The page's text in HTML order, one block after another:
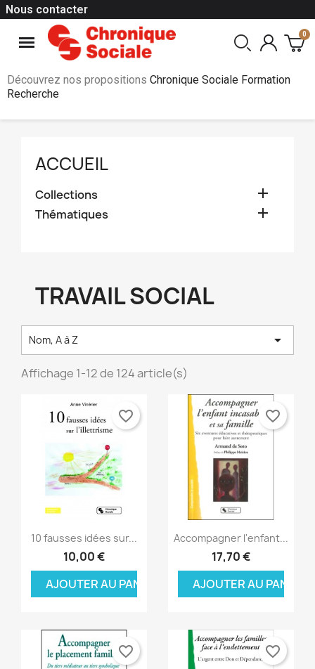
Nous contacter
Découvrez nos propositions Chronique Sociale Formation
Recherche
ACCUEIL
Collections 
Thématiques 
TRAVAIL SOCIAL
Nom, A à Z 
Affichage 1-12 de 124 article(s)
Aperçu rapide
10 fausses idées sur...
10,00 €
AJOUTER AU PANIER
favorite_border
Aperçu rapide
Accompagner l'enfant...
17,70 €
AJOUTER AU PANIER
favorite_border
favorite_border favorite_border